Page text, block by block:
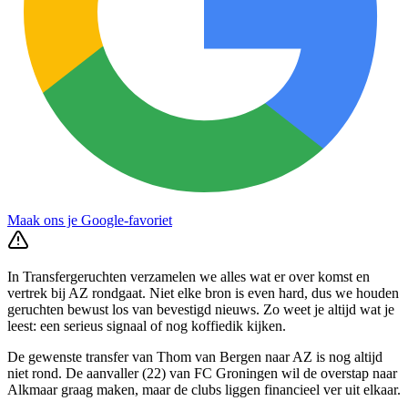
Maak ons je Google-favoriet
In Transfergeruchten verzamelen we alles wat er over komst en
vertrek bij AZ rondgaat. Niet elke bron is even hard, dus we houden
geruchten bewust los van bevestigd nieuws. Zo weet je altijd wat je
leest: een serieus signaal of nog koffiedik kijken.
De gewenste transfer van Thom van Bergen naar AZ is nog altijd
niet rond. De aanvaller (22) van FC Groningen wil de overstap naar
Alkmaar graag maken, maar de clubs liggen financieel ver uit elkaar.